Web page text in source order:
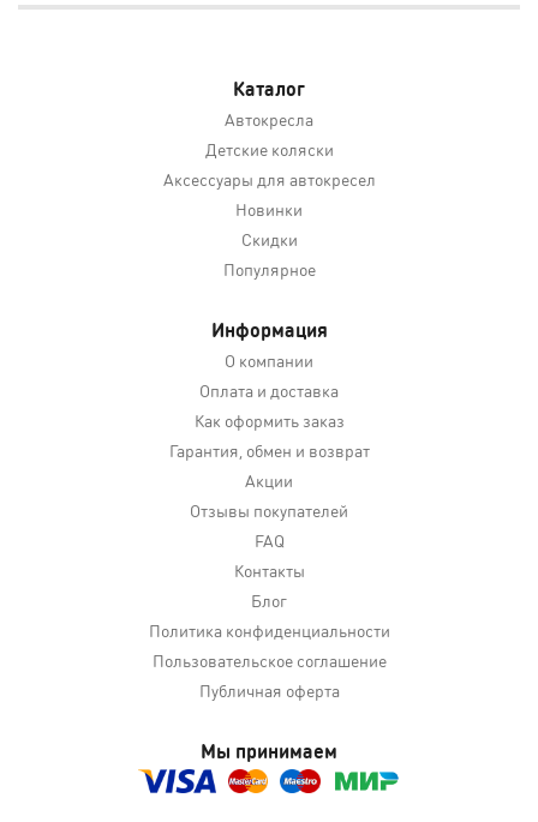
Каталог
Автокресла
Детские коляски
Аксессуары для автокресел
Новинки
Скидки
Популярное
Информация
О компании
Оплата и доставка
Как оформить заказ
Гарантия, обмен и возврат
Акции
Отзывы покупателей
FAQ
Контакты
Блог
Политика конфиденциальности
Пользовательское соглашение
Публичная оферта
Мы принимаем